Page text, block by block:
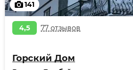
141
4,5 77 отзывов
Горский Дом